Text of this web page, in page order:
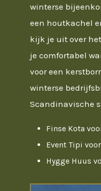
winterse
een houtkachel
kijk je uit over
je comfortabel
voor een
winterse
Scandinavische
Finse Kota
Event Tipi
Hygge Huus